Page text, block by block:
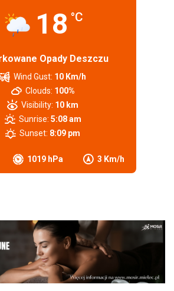
18 °C
Opady Deszczu
1019 hPa 3 Km/h
Wind Gust: 10 Km/h
Clouds: 100%
Visibility: 10 km
Sunrise: 5:08 am
Sunset: 8:09 pm